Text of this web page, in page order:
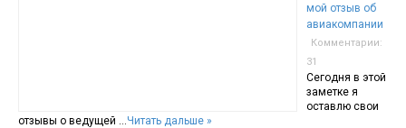
мой отзыв об
авиакомпании
Комментарии:
31
Сегодня в этой
заметке я
оставлю свои
отзывы о ведущей … Читать дальше »